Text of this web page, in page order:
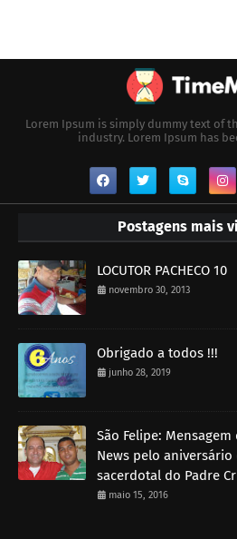
Lorem Ipsum is simply dummy text of
industry. Lorem Ipsum has
Postagens mais
LOCUTOR PACHECO 10
novembro 30, 2013
Obrigado a todos !!!
junho 28, 2019
São Felipe:
News pelo
sacerdotal do Padre
maio 15, 2016